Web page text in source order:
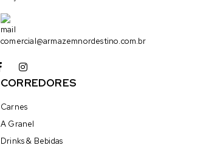
comercial@armazemnordestino.com.br
CORREDORES
Carnes
A Granel
Drinks & Bebidas